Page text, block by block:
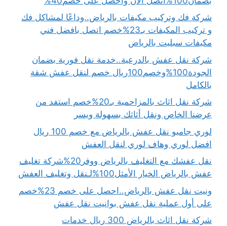
شركة فك وتركيب مكيفات بالرياض..وداعًا لمشاكل فك
و تركيب المكيفات بـ23%خصم اتصل بافضل فني
مكيفات سبليت بالرياض
شركة نقل عفش بالدرعية..خدمة نقل فورية بضمان
الجودة100%وخصم100ريال خصم لنقل عفش شقة
بالكامل
شركة نقل اثاث بالمزاحمية بـ20%خصم استفد من
عرضنا الخاص ونقل أثاثك بسهولة ويسر
لوري جامبو نقل عفش بالرياض مع خصم 100 ريال
افضل لوري وهاف لوري لنقل العفش
نقل عفشك مع التغليف بالرياض ووفر20%شركة تغليف
عفش بالرياض الخيار الأمثل100%لـنقل وتغليف العفش
ونيت نقل عفش بالرياض..احصل على خصم 23%خصم
على أول عملية نقل عفش بوانيت نقل عفش
شركة نقل اثاث بالرياض 300 ريال خدمات